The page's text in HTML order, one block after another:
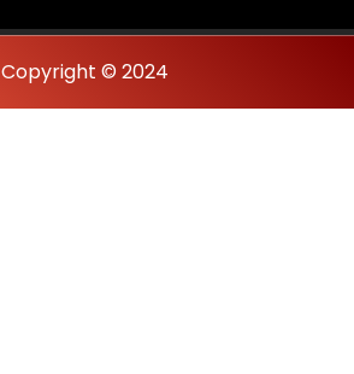
Copyright © 2024